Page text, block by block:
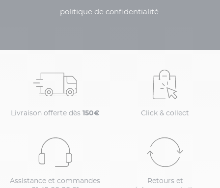
politique de confidentialité.
Livraison offerte dès 150€ Click & collect
Assistance et commandes
Retours et